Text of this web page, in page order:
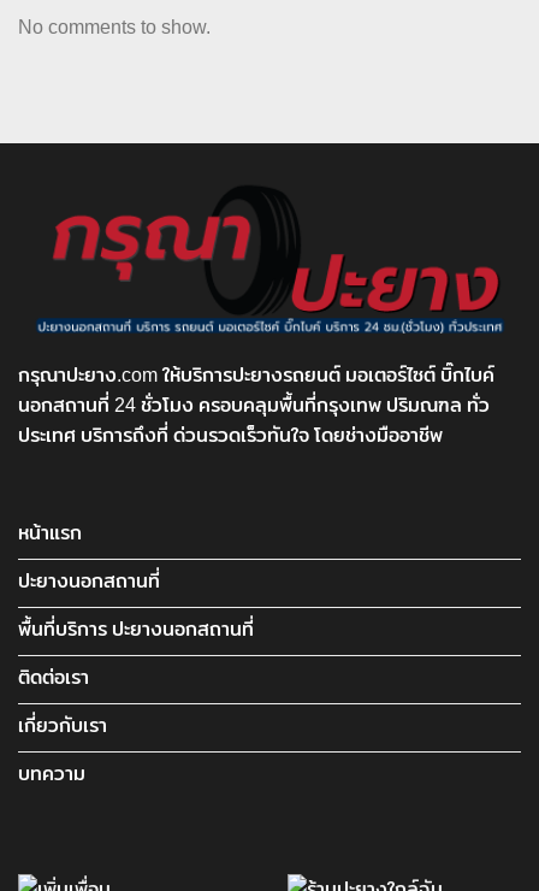
No comments to show.
กรุณาปะยาง.com ให้บริการปะยางรถยนต์ มอเตอร์ไซต์ บิ๊กไบค์
นอกสถานที่ 24 ชั่วโมง ครอบคลุมพื้นที่กรุงเทพ ปริมณฑล ทั่ว
ประเทศ บริการถึงที่ ด่วนรวดเร็วทันใจ โดยช่างมืออาชีพ
หน้าแรก
ปะยางนอกสถานที่
พื้นที่บริการ ปะยางนอกสถานที่
ติดต่อเรา
เกี่ยวกับเรา
บทความ